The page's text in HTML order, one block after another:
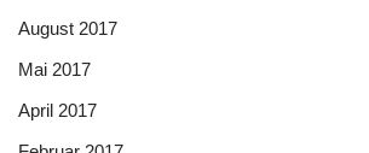
August 2017
Mai 2017
April 2017